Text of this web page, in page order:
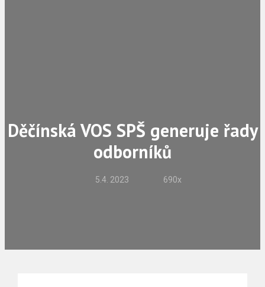
Děčínská VOS SPŠ generuje řady
odborníků
5.4. 2023 690x